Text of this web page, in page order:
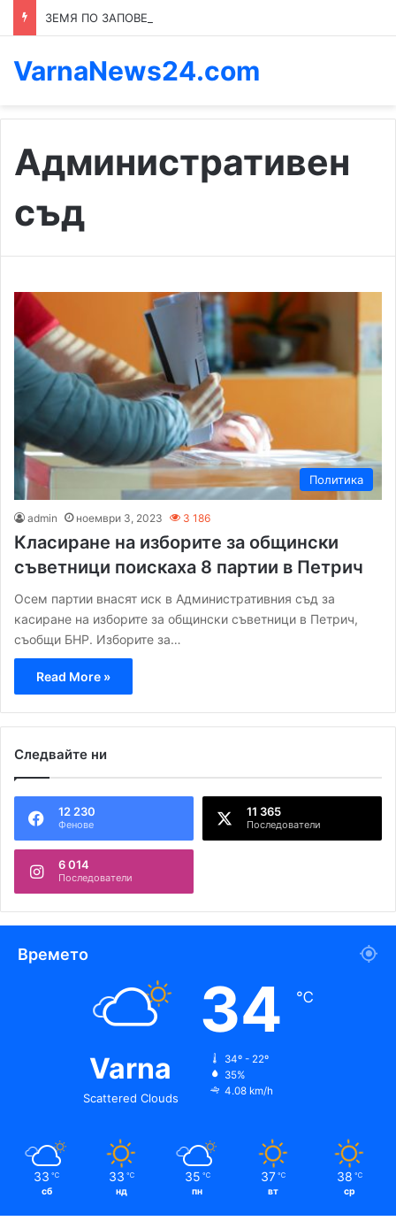
VarnaNews24.com
Административен
съд
Политика
admin ноември 3, 2023 3 186
Класиране на изборите за общински
съветници поискаха 8 партии в Петрич
Осем партии внасят иск в Административния съд за
касиране на изборите за общински съветници в Петрич,
съобщи БНР. Изборите за…
Read More »
Следвайте ни
12 230
Фенове
11 365
Последователи
6 014
Последователи
Времето
Varna
Scattered Clouds
34 ℃
34º - 22º
35%
4.08 km/h
33 ℃
сб
33 ℃
нд
35 ℃
пн
37 ℃
вт
38 ℃
ср